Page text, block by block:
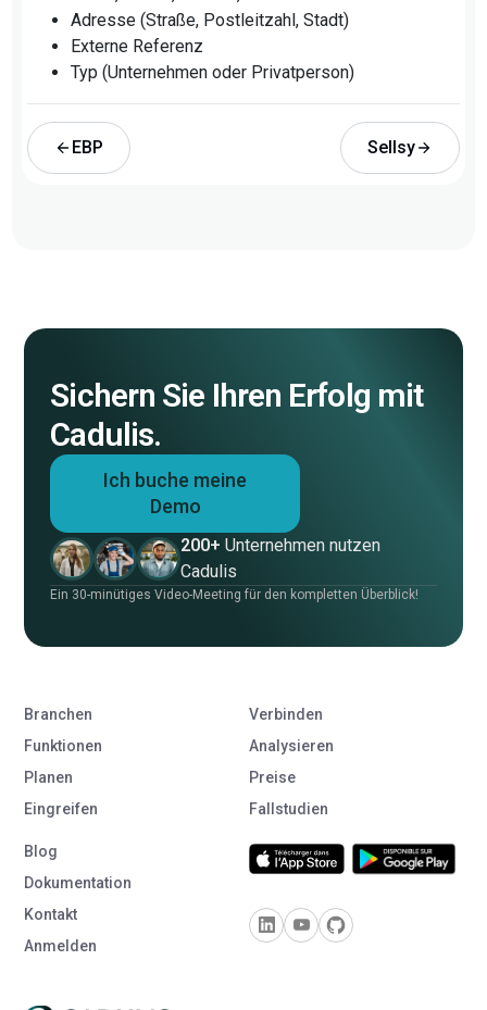
Adresse (Straße, Postleitzahl, Stadt)
Externe Referenz
Typ (Unternehmen oder Privatperson)
EBP Sellsy
Sichern Sie Ihren Erfolg mit
Cadulis.
Ich buche meine
Demo
200+ Unternehmen nutzen
Cadulis
Ein 30-minütiges Video-Meeting für den kompletten Überblick!
Branchen
Funktionen
Planen
Eingreifen
Verbinden
Analysieren
Preise
Fallstudien
Blog
Dokumentation
Kontakt
Anmelden